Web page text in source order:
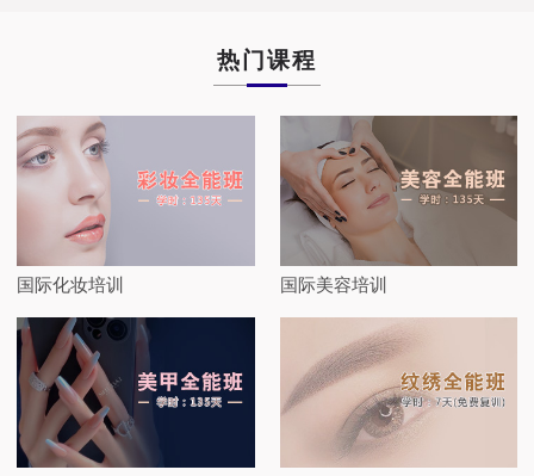
热门课程
国际化妆培训 国际美容培训